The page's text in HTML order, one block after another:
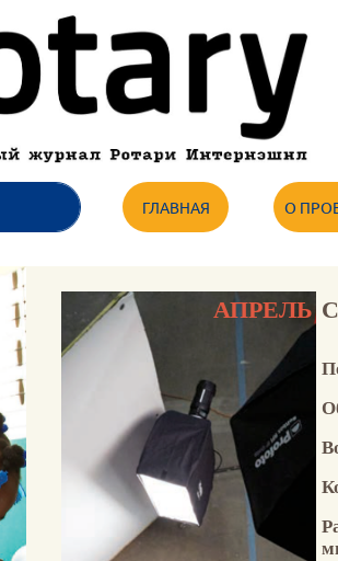
ГЛАВНАЯ О
АПРЕЛЬ